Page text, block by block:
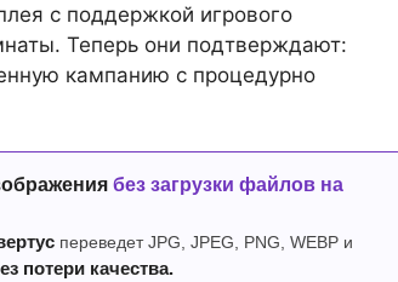
с поддержкой игрового
Теперь они подтверждают:
кампанию с процедурно
без загрузки файлов на
переведет JPG, JPEG, PNG, WEBP и
потери качества.